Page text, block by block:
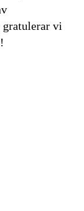
gratulerar vi